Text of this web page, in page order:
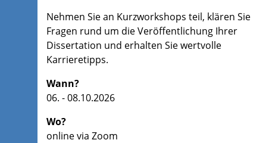
Nehmen Sie an Kurzworkshops teil, klären Sie
Fragen rund um die Veröffentlichung Ihrer
Dissertation und erhalten Sie wertvolle
Karrieretipps.
Wann?
06. - 08.10.2026
Wo?
online via Zoom